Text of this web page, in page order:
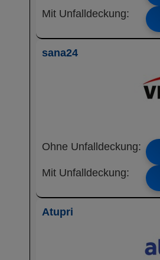
Mit Unfalldeckung:
sana24
Ohne Unfalldeckung:
Mit Unfalldeckung:
Atupri